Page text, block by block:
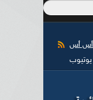
أس أس
يوتيوب